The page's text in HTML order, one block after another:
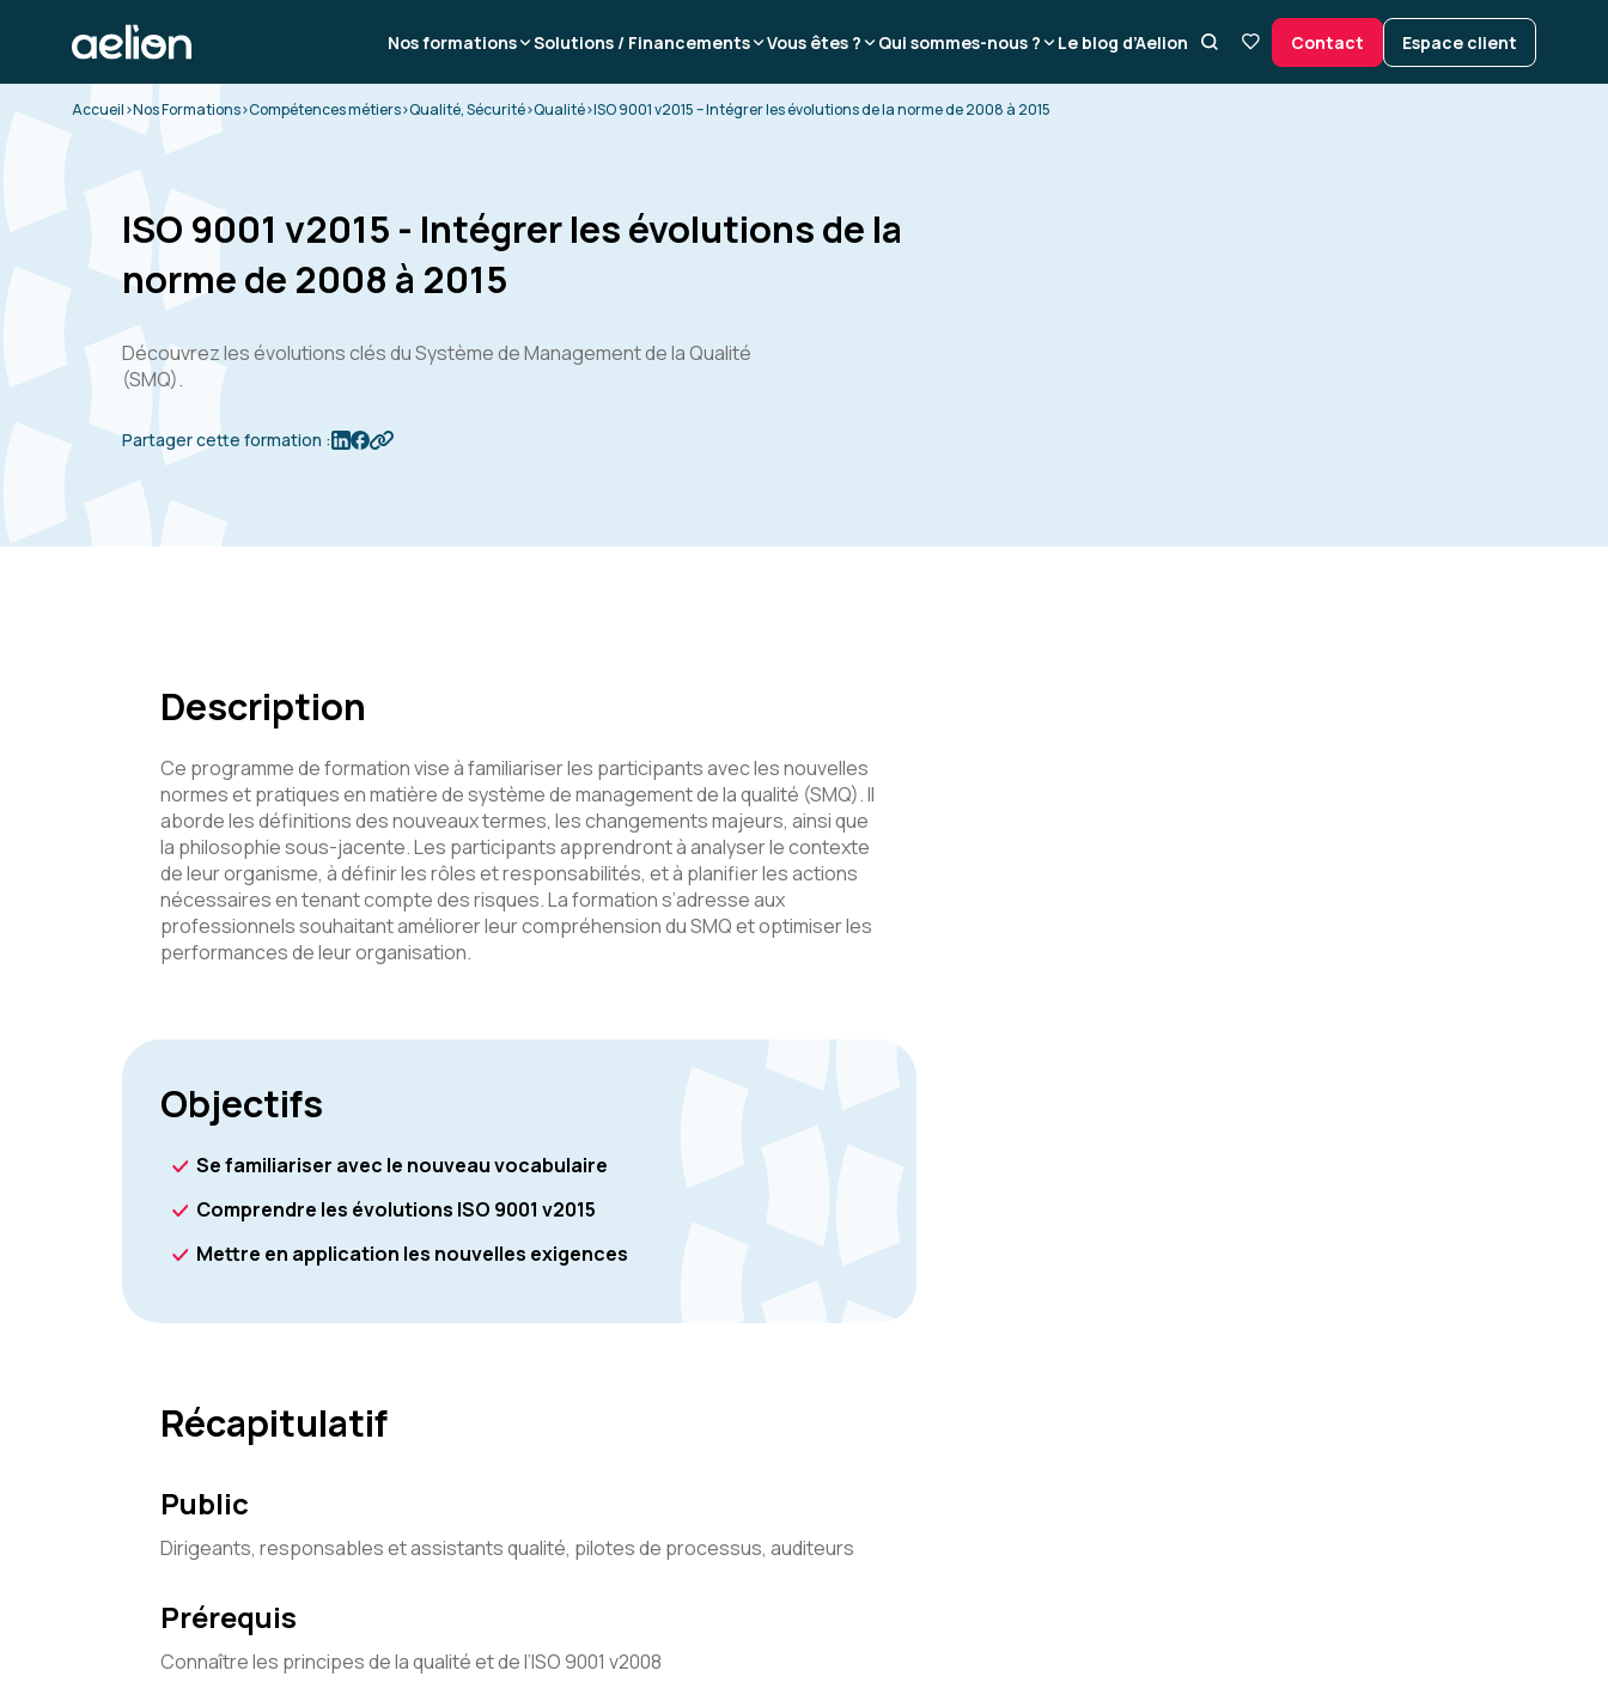
Nos formations Solutions / Financements Vous êtes ? Qui sommes-nous ? Le blog d’Aelion Contact Espace client
Accueil>Nos Formations>Compétences métiers>Qualité, Sécurité>Qualité>ISO 9001 v2015 – Intégrer les évolutions de la norme de 2008 à 2015
ISO 9001 v2015 - Intégrer les évolutions de la
norme de 2008 à 2015
Découvrez les évolutions clés du Système de Management de la Qualité
(SMQ).
Partager cette formation :
Description
Ce programme de formation vise à familiariser les participants avec les nouvelles
normes et pratiques en matière de système de management de la qualité (SMQ). Il
aborde les définitions des nouveaux termes, les changements majeurs, ainsi que
la philosophie sous-jacente. Les participants apprendront à analyser le contexte
de leur organisme, à définir les rôles et responsabilités, et à planifier les actions
nécessaires en tenant compte des risques. La formation s’adresse aux
professionnels souhaitant améliorer leur compréhension du SMQ et optimiser les
performances de leur organisation.
Objectifs
Se familiariser avec le nouveau vocabulaire
Comprendre les évolutions ISO 9001 v2015
Mettre en application les nouvelles exigences
Récapitulatif
Public
Dirigeants, responsables et assistants qualité, pilotes de processus, auditeurs
Prérequis
Connaître les principes de la qualité et de l’ISO 9001 v2008